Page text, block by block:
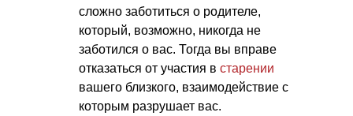
сложно заботиться о родителе,
который, возможно, никогда не
заботился о вас. Тогда вы вправе
отказаться от участия в старении
вашего близкого, взаимодействие с
которым разрушает вас.